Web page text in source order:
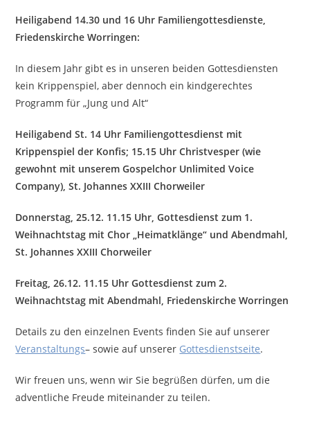
Heiligabend 14.30 und 16 Uhr Familiengottesdienste,
Friedenskirche Worringen:
In diesem Jahr gibt es in unseren beiden Gottesdiensten
kein Krippenspiel, aber dennoch ein kindgerechtes
Programm für „Jung und Alt“
Heiligabend St. 14 Uhr Familiengottesdienst mit
Krippenspiel der Konfis; 15.15 Uhr Christvesper (wie
gewohnt mit unserem Gospelchor Unlimited Voice
Company), St. Johannes XXIII Chorweiler
Donnerstag, 25.12. 11.15 Uhr, Gottesdienst zum 1.
Weihnachtstag mit Chor „Heimatklänge“ und Abendmahl,
St. Johannes XXIII Chorweiler
Freitag, 26.12. 11.15 Uhr Gottesdienst zum 2.
Weihnachtstag mit Abendmahl, Friedenskirche Worringen
Details zu den einzelnen Events finden Sie auf unserer
Veranstaltungs– sowie auf unserer Gottesdienstseite.
Wir freuen uns, wenn wir Sie begrüßen dürfen, um die
adventliche Freude miteinander zu teilen.